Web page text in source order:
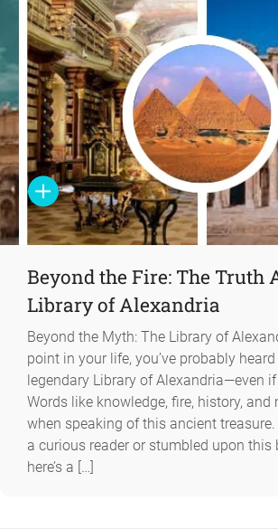
Beyond the Fire: The Truth
Library of Alexandria
Beyond the Myth: The Library of
point in your life, you’ve probably
legendary Library of Alexandria—even
Words like knowledge, fire, history, and
when speaking of this ancient treasure.
a curious reader or stumbled upon this
here’s a […]